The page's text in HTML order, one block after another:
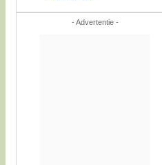
- Advertentie -